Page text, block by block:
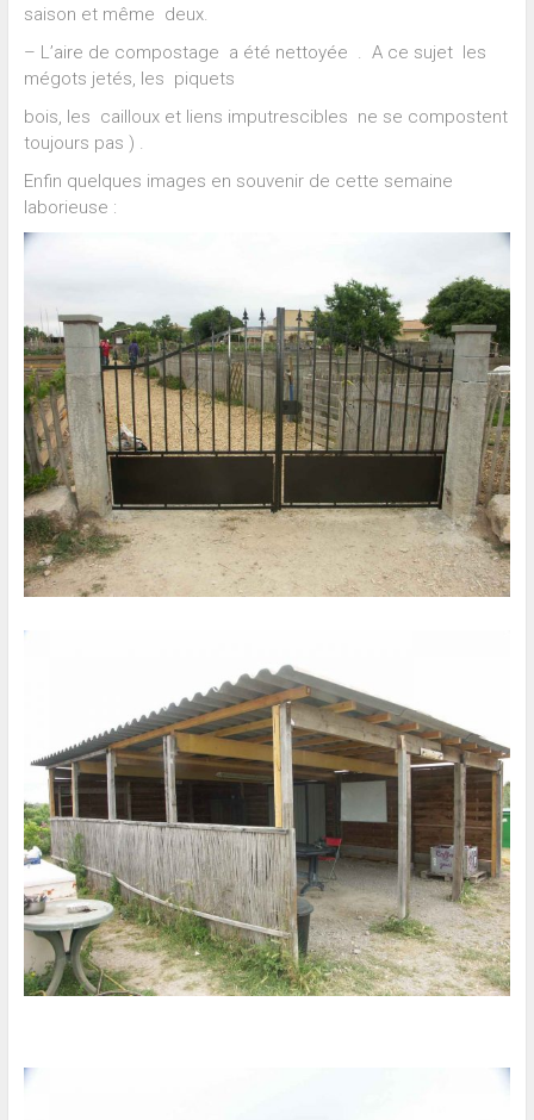
saison et même deux.
– L’aire de compostage a été nettoyée . A ce sujet les
mégots jetés, les piquets
bois, les cailloux et liens imputrescibles ne se compostent
toujours pas ) .
Enfin quelques images en souvenir de cette semaine
laborieuse :